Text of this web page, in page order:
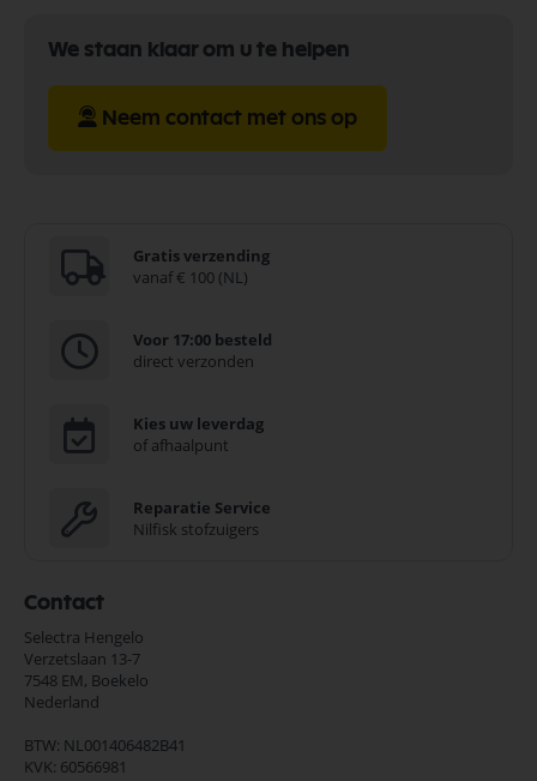
We staan klaar om u te helpen
Neem contact met ons op
Gratis verzending
vanaf € 100 (NL)
Voor 17:00 besteld
direct verzonden
Kies uw leverdag
of afhaalpunt
Reparatie Service
Nilfisk stofzuigers
Contact
Selectra Hengelo
Verzetslaan 13-7
7548 EM, Boekelo
Nederland
BTW: NL001406482B41
KVK: 60566981